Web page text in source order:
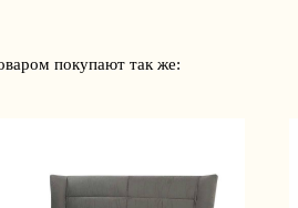
покупают так же: